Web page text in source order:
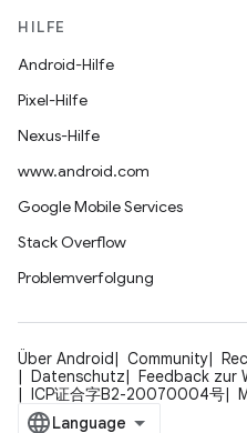
HILFE
Android-Hilfe
Pixel-Hilfe
Nexus-Hilfe
www.android.com
Google Mobile Services
Stack Overflow
Problemverfolgung
Über Android Community
Datenschutz
Feedback zur
ICP证合字B2-20070004号